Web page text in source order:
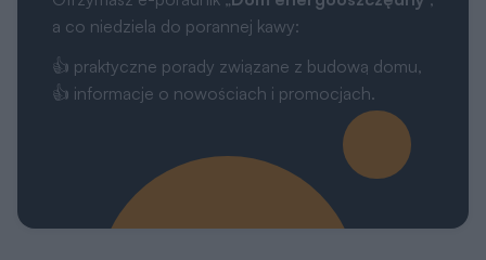
a co niedziela do porannej kawy:
👍 praktyczne porady związane z budową domu,
👍 informacje o nowościach i promocjach.